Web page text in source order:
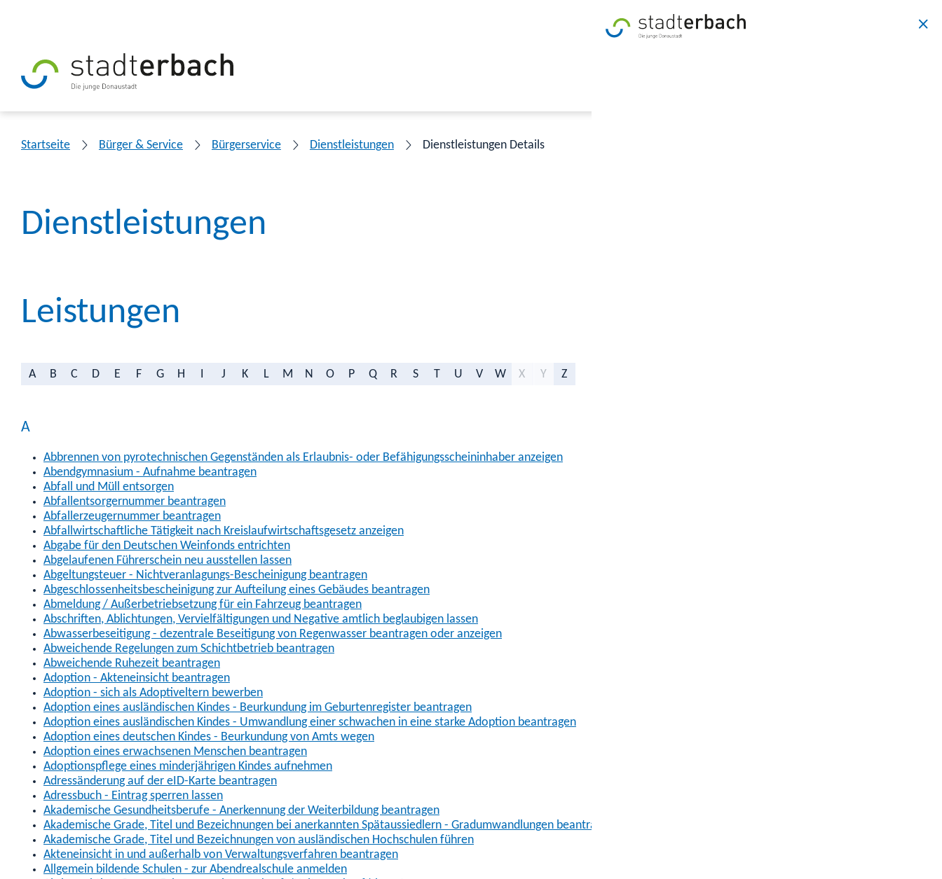
Startseite Bürger & Service Bürgerservice Dienstleistungen Dienstleistungen Details
Dienstleistungen
Leistungen
A B C D E F G H J K L M N O P Q R S T U V W X Y Z
A
Abbrennen von pyrotechnischen Gegenständen als Erlaubnis- oder Befähigungsscheininhaber anzeigen
Abendgymnasium - Aufnahme beantragen
Abfall und Müll entsorgen
Abfallentsorgernummer beantragen
Abfallerzeugernummer beantragen
Abfallwirtschaftliche Tätigkeit nach Kreislaufwirtschaftsgesetz anzeigen
Abgabe für den Deutschen Weinfonds entrichten
Abgelaufenen Führerschein neu ausstellen lassen
Abgeltungsteuer - Nichtveranlagungs-Bescheinigung beantragen
Abgeschlossenheitsbescheinigung zur Aufteilung eines Gebäudes beantragen
Abmeldung / Außerbetriebsetzung für ein Fahrzeug beantragen
Abschriften, Ablichtungen, Vervielfältigungen und Negative amtlich beglaubigen lassen
Abwasserbeseitigung - dezentrale Beseitigung von Regenwasser beantragen oder anzeigen
Abweichende Regelungen zum Schichtbetrieb beantragen
Abweichende Ruhezeit beantragen
Adoption - Akteneinsicht beantragen
Adoption - sich als Adoptiveltern bewerben
Adoption eines ausländischen Kindes - Beurkundung im Geburtenregister beantragen
Adoption eines ausländischen Kindes - Umwandlung einer schwachen in eine starke Adoption beantragen
Adoption eines deutschen Kindes - Beurkundung von Amts wegen
Adoption eines erwachsenen Menschen beantragen
Adoptionspflege eines minderjährigen Kindes aufnehmen
Adressänderung auf der eID-Karte beantragen
Adressbuch - Eintrag sperren lassen
Akademische Gesundheitsberufe - Anerkennung der Weiterbildung beantragen
Akademische Grade, Titel und Bezeichnungen bei anerkannten Spätaussiedlern - Gradumwandlungen beantragen
Akademische Grade, Titel und Bezeichnungen von ausländischen Hochschulen führen
Akteneinsicht in und außerhalb von Verwaltungsverfahren beantragen
Allgemein bildende Schulen - zur Abendrealschule anmelden